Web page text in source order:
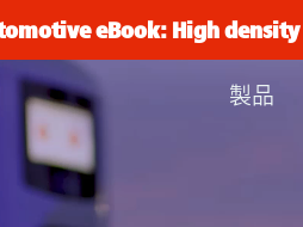
eBook: High
製品